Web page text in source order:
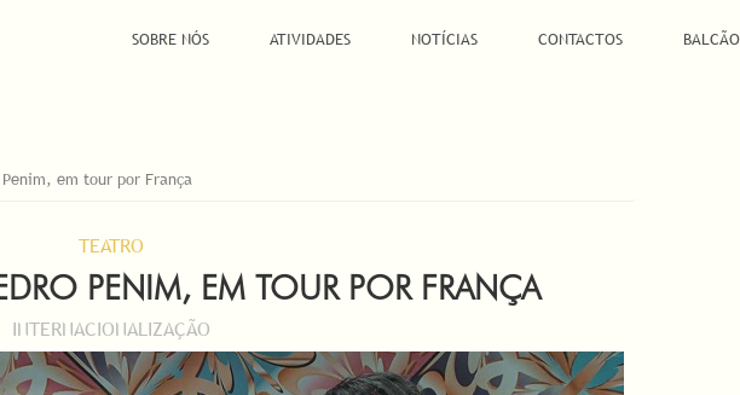
SOBRE NÓS ATIVIDADES NOTÍCIAS CONTACTOS
em tour por França
TEATRO
PENIM, EM TOUR POR FRANÇA
INTERNACIONALIZAÇÃO